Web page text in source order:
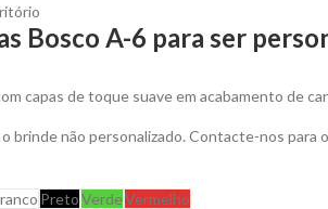
Bosco A-6 para ser
capas de toque suave em acabamento de
brinde não personalizado. Contacte-nos
PretoVerdeVermelho